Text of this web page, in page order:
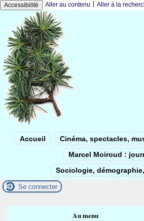
Accessibilité Aller au contenu Aller à la
Accueil Cinéma, spectacles,
Marcel Moiroud :
Sociologie,
Se connecter
Au menu